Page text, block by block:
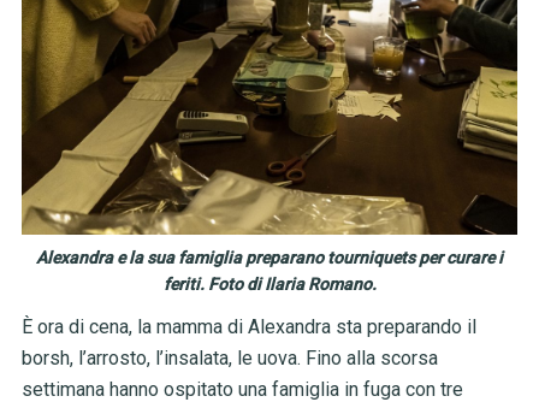
Alexandra e la sua famiglia preparano tourniquets per curare i
feriti. Foto di Ilaria Romano.
È ora di cena, la mamma di Alexandra sta preparando il
borsh, l’arrosto, l’insalata, le uova. Fino alla scorsa
settimana hanno ospitato una famiglia in fuga con tre